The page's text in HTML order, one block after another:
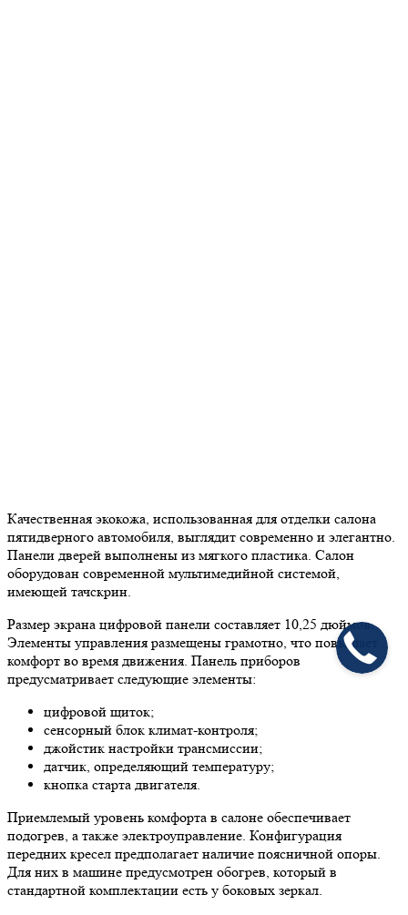
Качественная экокожа, использованная для отделки салона
пятидверного автомобиля, выглядит современно и элегантно.
Панели дверей выполнены из мягкого пластика. Салон
оборудован современной мультимедийной системой,
имеющей тачскрин.
Размер экрана цифровой панели составляет 10,25 дюймов.
Элементы управления размещены грамотно, что повышает
комфорт во время движения. Панель приборов
предусматривает следующие элементы:
цифровой щиток;
сенсорный блок климат-контроля;
джойстик настройки трансмиссии;
датчик, определяющий температуру;
кнопка старта двигателя.
Приемлемый уровень комфорта в салоне обеспечивает
подогрев, а также электроуправление. Конфигурация
передних кресел предполагает наличие поясничной опоры.
Для них в машине предусмотрен обогрев, который в
стандартной комплектации есть у боковых зеркал.